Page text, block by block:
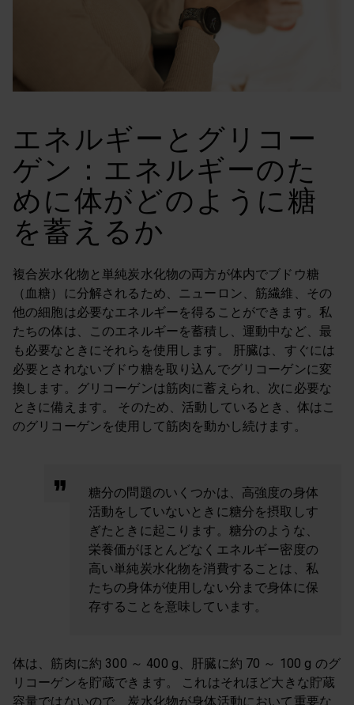
エネルギーとグリコー
ゲン：エネルギーのた
めに体がどのように糖
を蓄えるか
複合炭水化物と単純炭水化物の両方が体内でブドウ糖
（血糖）に分解されるため、ニューロン、筋繊維、その
他の細胞は必要なエネルギーを得ることができます。私
たちの体は、このエネルギーを蓄積し、運動中など、最
も必要なときにそれらを使用します。 肝臓は、すぐには
必要とされないブドウ糖を取り込んでグリコーゲンに変
換します。グリコーゲンは筋肉に蓄えられ、次に必要な
ときに備えます。 そのため、活動しているとき、体はこ
のグリコーゲンを使用して筋肉を動かし続けます。
糖分の問題のいくつかは、高強度の身体
活動をしていないときに糖分を摂取しす
ぎたときに起こります。糖分のような、
栄養価がほとんどなくエネルギー密度の
高い単純炭水化物を消費することは、私
たちの身体が使用しない分まで身体に保
存することを意味しています。
体は、筋肉に約 300 ～ 400 g、肝臓に約 70 ～ 100 g のグ
リコーゲンを貯蔵できます。 これはそれほど大きな貯蔵
容量ではないので、炭水化物が身体活動において重要な